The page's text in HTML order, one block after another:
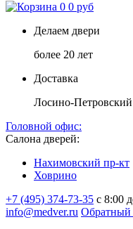
0 0 руб
Делаем двери
более 20 лет
Доставка
Лосино-
Головной офис:
Салона дверей:
Нахимовский пр-кт
Ховрино
+7 (495) 374-73-35 с 8:00
info@medver.ru Обратный